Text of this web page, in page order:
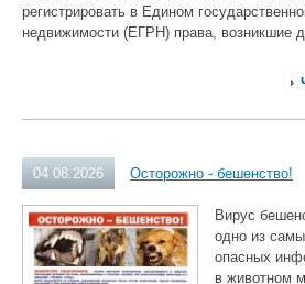
регистрировать в Едином
недвижимости (ЕГРН) права, возникшие
04.08.2026 Осторожно - бешенство!
Вирус
одно из
опасных
в животном